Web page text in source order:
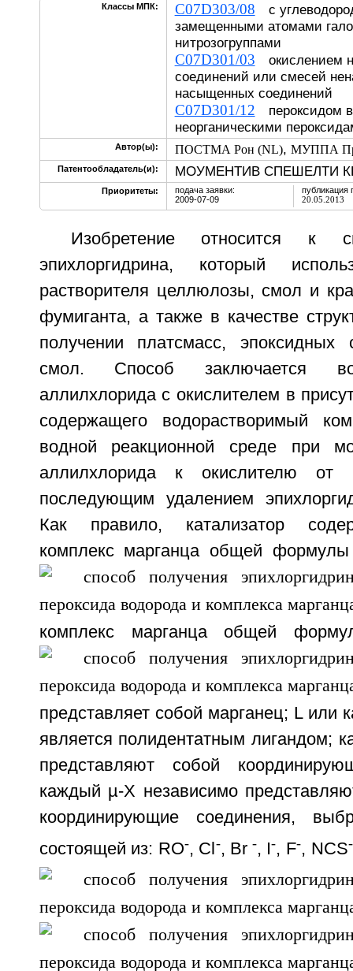
Классы МПК: C07D303/08 с
замещенными атомами
нитрозогруппами
C07D301/03 окислением
соединений или смесей
насыщенных соединений
C07D301/12 пероксидом
неорганическими
Автор(ы): ПОСТМА Рон (NL), МУППА
Патентообладатель(и): МОУМЕНТИВ СПЕШЕЛТИ
Приоритеты:
подача заявки:
2009-07-09
публикация
20.05.2013
Изобретение относится к
эпихлоргидрина, который
растворителя целлюлозы, смол и
фумиганта, а также в качестве
получении платсмасс,
смол. Способ заключается во
аллилхлорида с окислителем в
содержащего водорастворимый
водной реакционной среде при
аллилхлорида к окислителю
последующим удалением
Как правило, катализатор
комплекс марганца общей
комплекс марганца общей
представляет собой марганец; L или
является полидентатным лигандом;
представляют собой
каждый µ-Х независимо
координирующие соединения,
состоящей из: RO-, Cl -, Br -, I-, F-, NCS-